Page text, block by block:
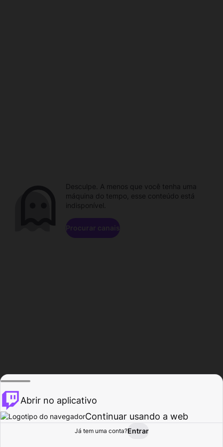
Procurar Atividade
Desculpe. A menos que você tenha uma
máquina do tempo, esse conteúdo está
indisponível.
Procurar canais
Abrir no aplicativo
Continuar usando a web
Já tem uma conta?Entrar